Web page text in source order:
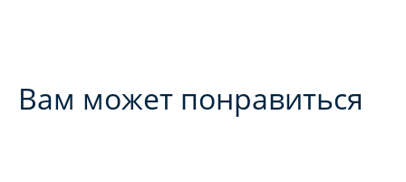
Вам может понравиться